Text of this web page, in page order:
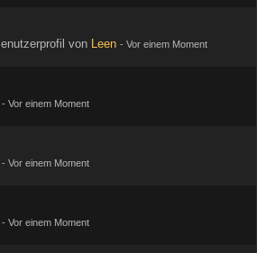
von Leen - Vor einem Moment
- Vor einem Moment
- Vor einem Moment
- Vor einem Moment